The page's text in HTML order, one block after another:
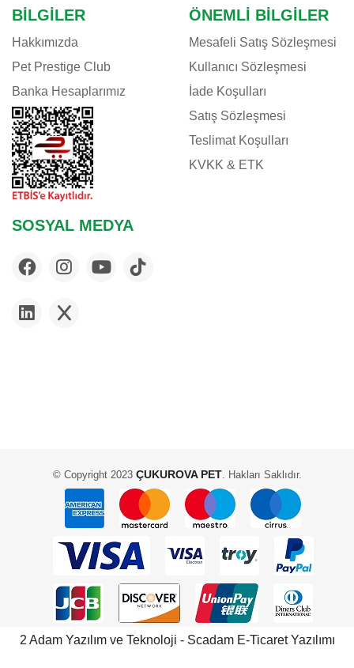
BILGILER
Hakkımızda
Pet Prestige Club
Banka Hesaplarımız
ÖNEMLI BILGILER
Mesafeli Satış Sözleşmesi
Kullanıcı Sözleşmesi
İade Koşulları
Satış Sözleşmesi
Teslimat Koşulları
KVKK & ETK
SOSYAL MEDYA
© Copyright 2023ÇUKUROVA PET. Hakları Saklıdır.
2 Adam Yazılım ve Teknoloji - Scadam E-Ticaret Yazılımı